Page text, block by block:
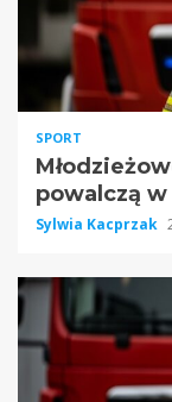
SPORT
powalczą
Sylwia Kacprzak